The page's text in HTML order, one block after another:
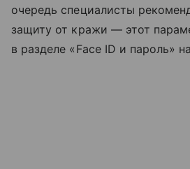
очередь специалисты
защиту от кражи — этот
в разделе «Face ID и пароль»